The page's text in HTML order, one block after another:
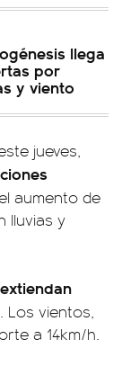
llega
por
y viento
jueves,
aumento de
lluvias y
. Los vientos,
a 14km/h.